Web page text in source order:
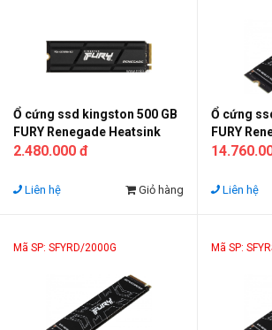
Ổ cứng ssd kingston 500 GB
FURY Renegade Heatsink
PCIe 4.0 NVMe M.2
2.480.000 đ
Liên hệ Giỏ hàng
Ổ cứng
FURY
NVMe M.2
Liên hệ
Mã SP: SFYRD/2000G Mã SP: